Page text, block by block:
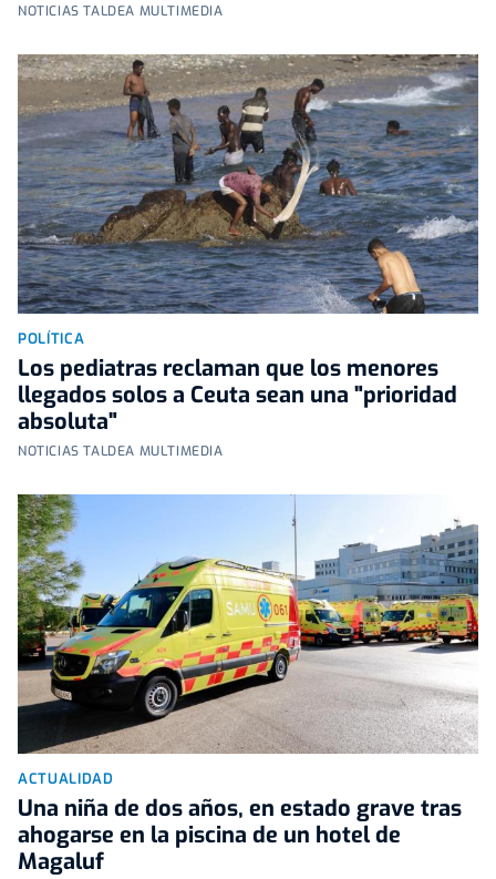
NOTICIAS TALDEA MULTIMEDIA
POLÍTICA
Los pediatras reclaman que los menores
llegados solos a Ceuta sean una "prioridad
absoluta"
NOTICIAS TALDEA MULTIMEDIA
ACTUALIDAD
Una niña de dos años, en estado grave tras
ahogarse en la piscina de un hotel de
Magaluf